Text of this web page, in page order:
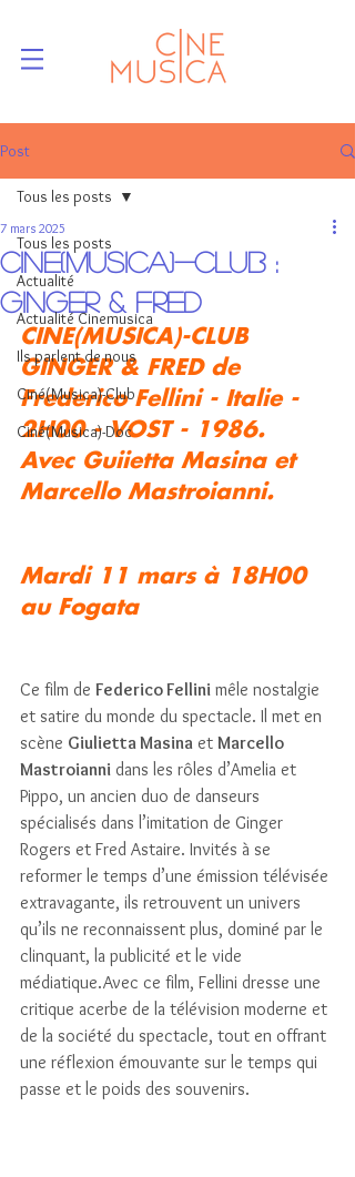
Post
Tous les posts
Actualité
Actualité Cinemusica
Ils parlent de nous
Ciné(Musica)-Club
Ciné(Musica)-Doc
Tous les posts
CINE(MUSICA)-CLUB :
GINGER & FRED
7 mars 2025
CINE(MUSICA)-CLUB
GINGER & FRED de
Frederico Fellini - Italie -
2H00 - VOST - 1986.
Avec Guiietta Masina et
Marcello Mastroianni.
Mardi 11 mars à 18H00
au Fogata
Ce film de Federico Fellini mêle nostalgie
et satire du monde du spectacle. Il met en
scène Giulietta Masina et Marcello
Mastroianni dans les rôles d’Amelia et
Pippo, un ancien duo de danseurs
spécialisés dans l’imitation de Ginger
Rogers et Fred Astaire. Invités à se
reformer le temps d’une émission télévisée
extravagante, ils retrouvent un univers
qu’ils ne reconnaissent plus, dominé par le
clinquant, la publicité et le vide
médiatique.Avec ce film, Fellini dresse une
critique acerbe de la télévision moderne et
de la société du spectacle, tout en offrant
une réflexion émouvante sur le temps qui
passe et le poids des souvenirs.